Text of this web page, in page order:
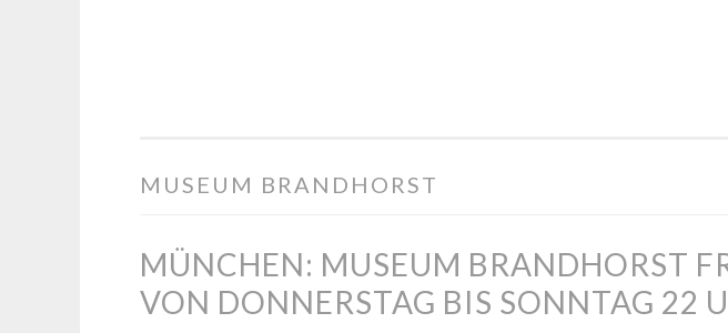
MUSEUM BRANDHORST
MÜNCHEN: MUSEUM BRANDHORST
VON DONNERSTAG BIS SONNTAG 22